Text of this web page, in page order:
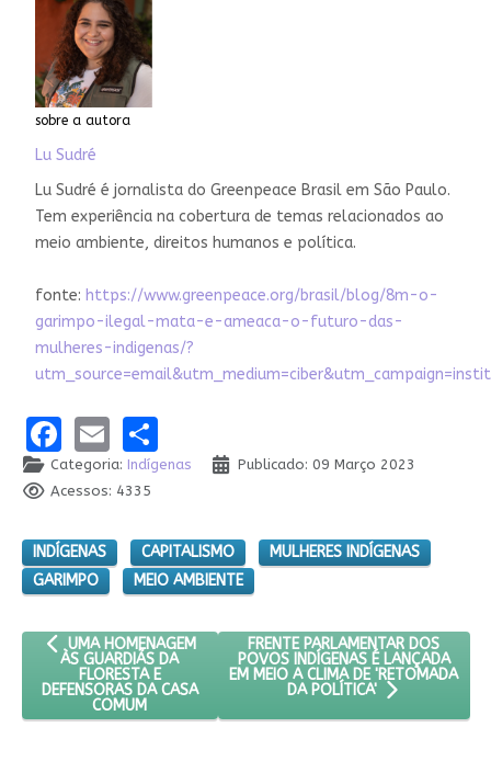
sobre a autora
Lu Sudré
Lu Sudré é jornalista do Greenpeace Brasil em São Paulo.
Tem experiência na cobertura de temas relacionados ao
meio ambiente, direitos humanos e política.
fonte: https://www.greenpeace.org/brasil/blog/8m-o-
garimpo-ilegal-mata-e-ameaca-o-futuro-das-
mulheres-indigenas/?
Facebook
EmailShare
Categoria: Indígenas
Publicado: 09 Março 2023
Acessos: 4335
INDÍGENAS CAPITALISMO
MULHERES INDÍGENAS
GARIMPO
MEIO AMBIENTE
ARTIGO ANTERIOR: UMA HOMENAGEM ÀS GUARDIÃS DA
UMA HOMENAGEM
ÀS GUARDIÃS DA
FLORESTA E
DEFENSORAS DA CASA
COMUM
PRÓXIMO ARTIGO: FRENTE
FRENTE PARLAMENTAR DOS
POVOS INDÍGENAS É LANÇADA
EM MEIO A CLIMA DE 'RETOMADA
DA POLÍTICA'